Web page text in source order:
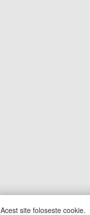
Acest site foloseste cookie.